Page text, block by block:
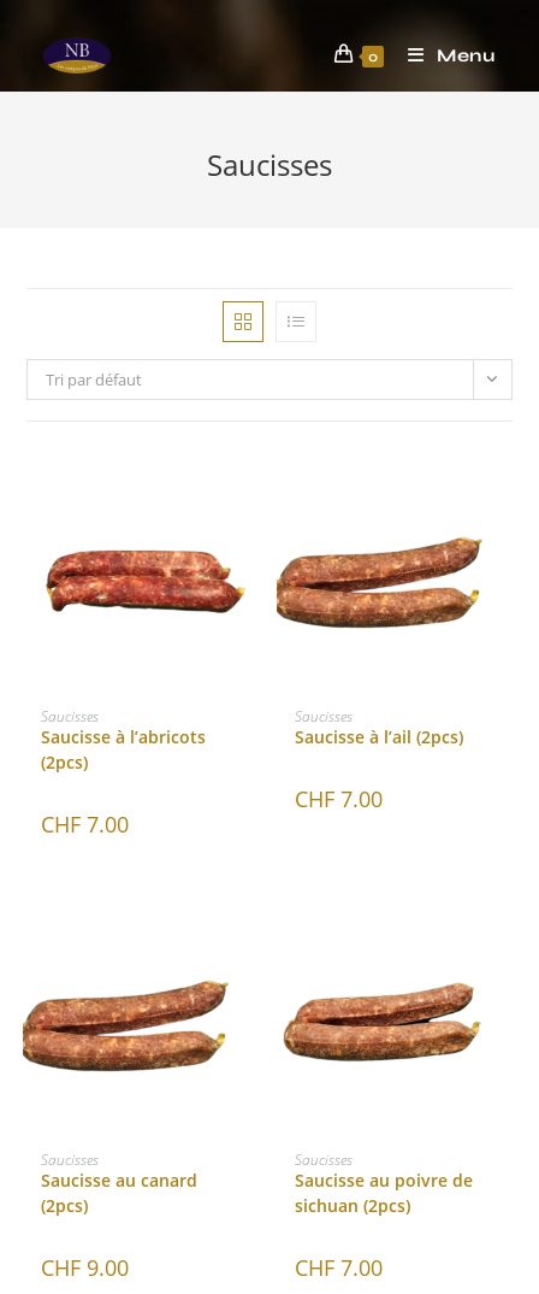
0 Menu
Saucisses
Tri par défaut
AJOUTER AU PANIER
Saucisses
Saucisse à l’abricots
(2pcs)
CHF7.00
AJOUTER AU PANIER
Saucisses
Saucisse à l’ail (2pcs)
CHF 7.00
AJOUTER AU PANIER
Saucisses
Saucisse au canard
(2pcs)
CHF9.00
AJOUTER AU PANIER
Saucisses
Saucisse au poivre de
sichuan (2pcs)
CHF 7.00